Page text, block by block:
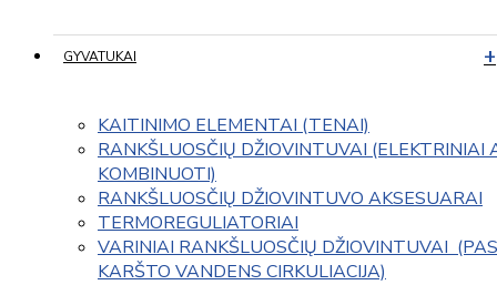
GYVATUKAI
KAITINIMO ELEMENTAI (TENAI)
RANKŠLUOSČIŲ DŽIOVINTUVAI (ELEKTRINIAI
KOMBINUOTI)
RANKŠLUOSČIŲ DŽIOVINTUVO AKSESUARAI
TERMOREGULIATORIAI
VARINIAI RANKŠLUOSČIŲ DŽIOVINTUVAI
KARŠTO VANDENS CIRKULIACIJA)